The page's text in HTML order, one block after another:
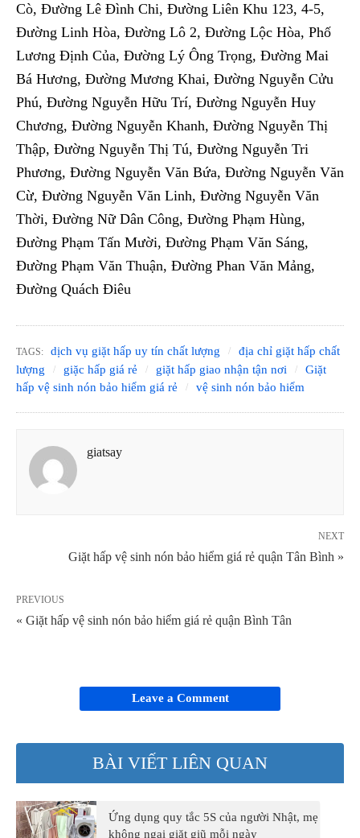
Cò, Đường Lê Đình Chi, Đường Liên Khu 123, 4-5,
Đường Linh Hòa, Đường Lô 2, Đường Lộc Hòa, Phố
Lương Định Của, Đường Lý Ông Trọng, Đường Mai
Bá Hương, Đường Mương Khai, Đường Nguyễn Cửu
Phú, Đường Nguyễn Hữu Trí, Đường Nguyễn Huy
Chương, Đường Nguyễn Khanh, Đường Nguyễn Thị
Thập, Đường Nguyễn Thị Tú, Đường Nguyễn Tri
Phương, Đường Nguyễn Văn Bứa, Đường Nguyễn Văn
Cừ, Đường Nguyễn Văn Linh, Đường Nguyễn Văn
Thời, Đường Nữ Dân Công, Đường Phạm Hùng,
Đường Phạm Tấn Mười, Đường Phạm Văn Sáng,
Đường Phạm Văn Thuận, Đường Phan Văn Mảng,
Đường Quách Điêu
TAGS: dịch vụ giặt hấp uy tín chất lượng
địa chỉ giặt hấp chất
lượng
giặc hấp giá rẻ giặt hấp giao nhận tận nơi
Giặt
hấp vệ sinh nón bảo hiểm giá rẻ
vệ sinh nón bảo hiểm
giatsay
NEXT
Giặt hấp vệ sinh nón bảo hiểm giá rẻ quận Tân Bình »
PREVIOUS
« Giặt hấp vệ sinh nón bảo hiểm giá rẻ quận Bình Tân
Leave a Comment
BÀI VIẾT LIÊN QUAN
Ứng dụng quy tắc 5S của người Nhật, mẹ
không ngại giặt giũ mỗi ngày